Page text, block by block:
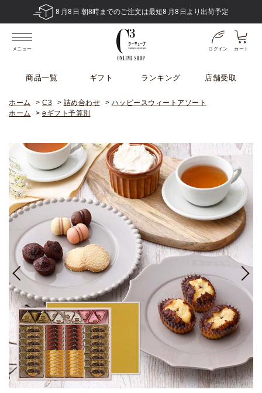
税込6,480円以上で送料無料！※一部地域・商品は除く
メニュー ログイン カート
商品一覧 ギフト ランキング 店舗受取
ホーム > C3 > 詰め合わせ > ハッピースウィートアソート
ホーム
> eギフト予算別